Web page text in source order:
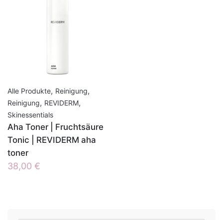
Alle Produkte, Reinigung,
Reinigung, REVIDERM,
Skinessentials
Aha Toner | Fruchtsäure
Tonic | REVIDERM aha
toner
38,00 €